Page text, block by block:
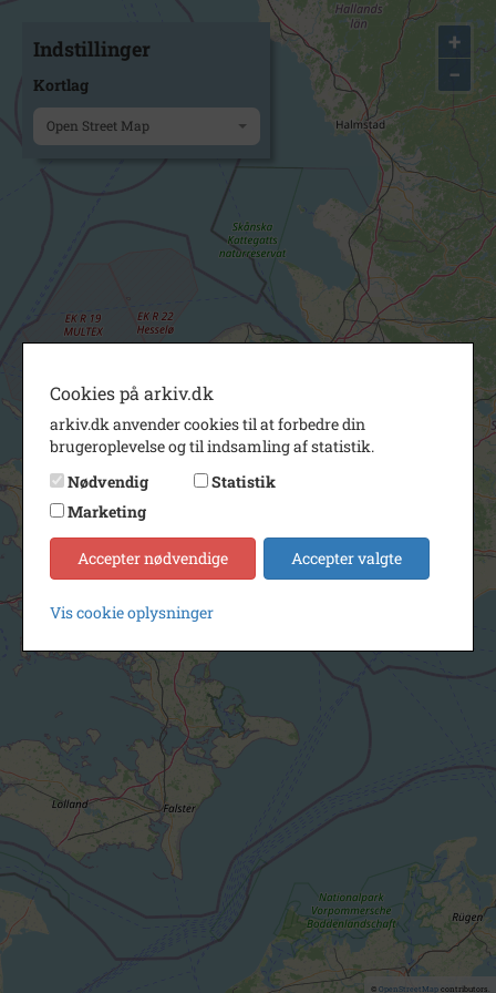
+
−
© OpenStreetMapcontributors.
Indstillinger
Kortlag
Open Street Map
Cookies på arkiv.dk
arkiv.dk anvender cookies til at forbedre din
brugeroplevelse og til indsamling af statistik.
Nødvendig
Statistik
Marketing
Accepter nødvendige Accepter valgte
Vis cookie oplysninger